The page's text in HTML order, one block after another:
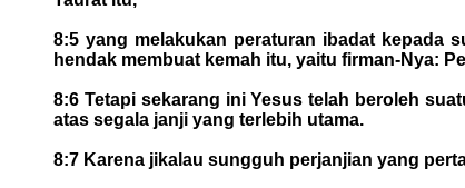
8:5 yang melakukan peraturan ibadat kepada
hendak membuat kemah itu, yaitu firman-Nya:
8:6 Tetapi sekarang ini Yesus telah beroleh
atas segala janji yang terlebih utama.
8:7 Karena jikalau sungguh perjanjian yang